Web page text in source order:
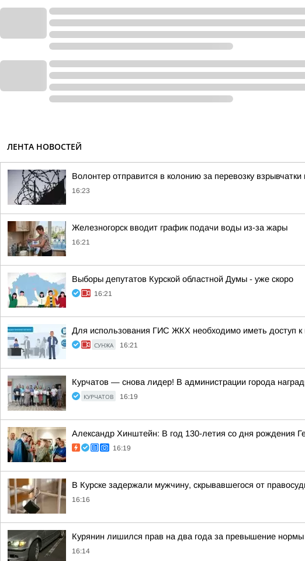
ЛЕНТА НОВОСТЕЙ
Волонтер отправится в колонию за перевозку взрывчатки
16:23
Железногорск вводит график подачи воды из-за жары
16:21
Выборы депутатов Курской областной Думы - уже скоро
16:21
Для использования ГИС ЖКХ необходимо иметь доступ к
СУНЖА 16:21
Курчатов — снова лидер! В администрации города
КУРЧАТОВ 16:19
Александр Хинштейн: В год 130-летия со дня рождения
16:19
В Курске задержали мужчину, скрывавшегося от
16:16
Курянин лишился прав на два года за превышение нормы
16:14